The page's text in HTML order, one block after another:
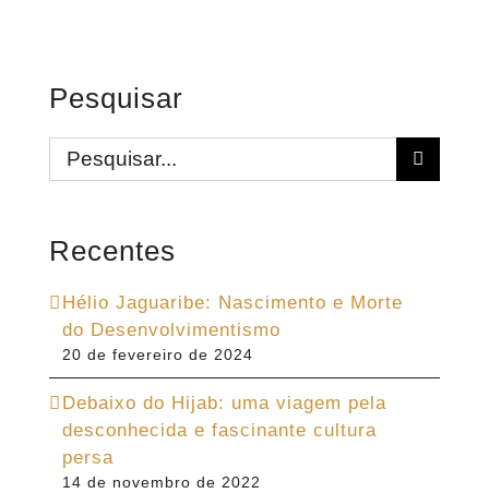
Pesquisar
Buscar
resultados
Recentes
Hélio Jaguaribe: Nascimento e Morte
do Desenvolvimentismo
20 de fevereiro de 2024
Debaixo do Hijab: uma viagem pela
desconhecida e fascinante cultura
persa
14 de novembro de 2022